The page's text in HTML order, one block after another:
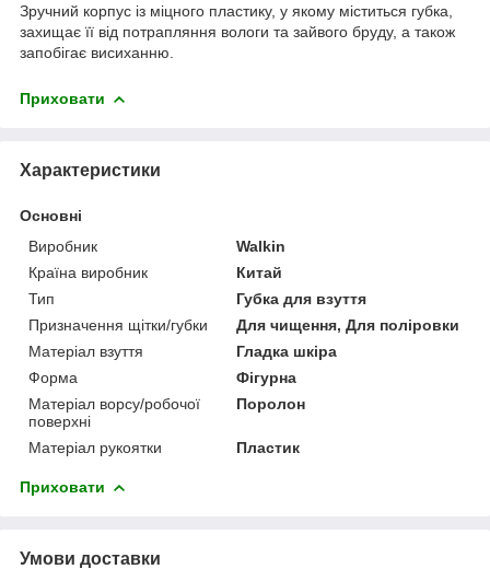
Зручний корпус із міцного пластику, у якому міститься губка,
захищає її від потрапляння вологи та зайвого бруду, а також
запобігає висиханню.
Приховати
Характеристики
Основні
Виробник
Walkin
Країна виробник
Китай
Тип
Губка для взуття
Призначення щітки/губки
Для чищення, Для поліровки
Матеріал взуття
Гладка шкіра
Форма
Фігурна
Матеріал ворсу/робочої
поверхні
Поролон
Матеріал рукоятки Пластик
Приховати
Умови доставки